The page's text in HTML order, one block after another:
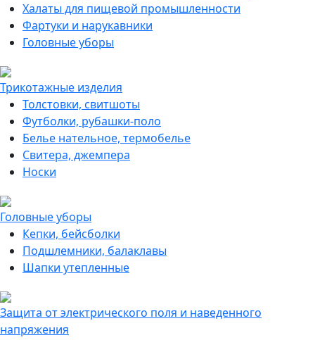
Халаты для пищевой промышленности
Фартуки и нарукавники
Головные уборы
Трикотажные изделия
Толстовки, свитшоты
Футболки, рубашки-поло
Белье нательное, термобелье
Свитера, джемпера
Носки
Головные уборы
Кепки, бейсболки
Подшлемники, балаклавы
Шапки утепленные
Защита от электрического поля и наведенного
напряжения